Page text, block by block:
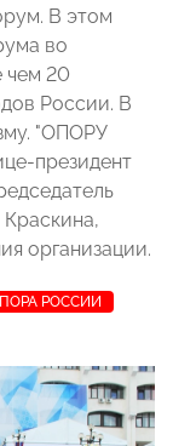
В этом
во
чем 20
России. В
"ОПОРУ
президент
организации.
РОССИИ